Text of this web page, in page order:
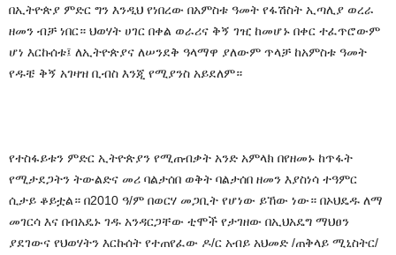
በኢትዮጵያ ምድር ግን እንዲህ የነበረው በአምስቱ ዓመት የፋሽስት ኢጣሊያ ወረራ
ዘመን ብቻ ነበር። ህወሃት ሀገር በቀል ወራሪና ቅኝ ገዢ ከመሆኑ በቀር ተፈጥሮውም
ሆነ እርኩሰቱ፤ ለኢትዮጵያና ለሠንደቅ ዓላማዋ ያለውም ጥላቻ ከአምስቱ ዓመት
የዱቼ ቅኝ አገዛዝ ቢብስ እንጂ የሚያንስ አይደለም።
የተስፋይቱን ምድር ኢትዮጵያን የሚጠብቃት አንድ አምላክ በየዘመኑ ከጥፋት
የሚታደጋትን ትውልድና መሪ ባልታሰበ ወቅት ባልታሰበ ዘመን እያስነሳ ተዓምር
ሲታይ ቆይቷል። በ2010 ዓ/ም በወርሃ መጋቢት የሆነው ይኸው ነው። በኦህዴዱ ለማ
መገርሳ እና በብአዴኑ ገዱ አንዳርጋቸው ቲሞች የታገዘው በኢህአዴግ ማህፀን
ያደገውና የህወሃትን እርኩሰት የተጠየፈው ዶ/ር አብይ አህመድ /ጠቅላይ ሚኒስትር/